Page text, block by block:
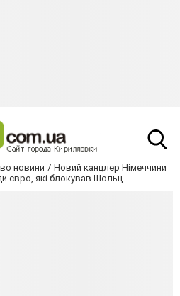
новини
Новий канцлер Німеччини
євро, які блокував Шольц